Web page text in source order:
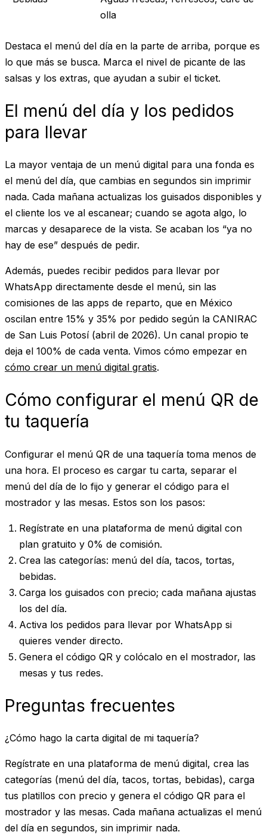
olla
Destaca el menú del día en la parte de arriba, porque es
lo que más se busca. Marca el nivel de picante de las
salsas y los extras, que ayudan a subir el ticket.
El menú del día y los pedidos
para llevar
La mayor ventaja de un menú digital para una fonda es
el menú del día, que cambias en segundos sin imprimir
nada. Cada mañana actualizas los guisados disponibles y
el cliente los ve al escanear; cuando se agota algo, lo
marcas y desaparece de la vista. Se acaban los “ya no
hay de ese” después de pedir.
Además, puedes recibir pedidos para llevar por
WhatsApp directamente desde el menú, sin las
comisiones de las apps de reparto, que en México
oscilan entre 15% y 35% por pedido según la CANIRAC
de San Luis Potosí (abril de 2026). Un canal propio te
deja el 100% de cada venta. Vimos cómo empezar en
cómo crear un menú digital gratis.
Cómo configurar el menú QR de
tu taquería
Configurar el menú QR de una taquería toma menos de
una hora. El proceso es cargar tu carta, separar el
menú del día de lo fijo y generar el código para el
mostrador y las mesas. Estos son los pasos:
Regístrate en una plataforma de menú digital con
plan gratuito y 0% de comisión.
Crea las categorías: menú del día, tacos, tortas,
bebidas.
Carga los guisados con precio; cada mañana ajustas
los del día.
Activa los pedidos para llevar por WhatsApp si
quieres vender directo.
Genera el código QR y colócalo en el mostrador, las
mesas y tus redes.
Preguntas frecuentes
¿Cómo hago la carta digital de mi taquería?
Regístrate en una plataforma de menú digital, crea las
categorías (menú del día, tacos, tortas, bebidas), carga
tus platillos con precio y genera el código QR para el
mostrador y las mesas. Cada mañana actualizas el menú
del día en segundos, sin imprimir nada.